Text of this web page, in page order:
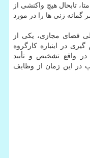
تابحال هیچ واکنشی از
گمانه زنی ها را در مورد
فضای مجازی، یکی از
در اینباره کارگروه
در واقع تشخیص و تأیید
در این زمان از وظایف